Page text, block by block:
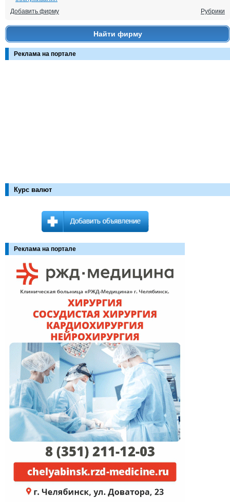
Добавить фирму Рубрики
Найти фирму
Реклама на портале
Курс валют
Реклама на портале